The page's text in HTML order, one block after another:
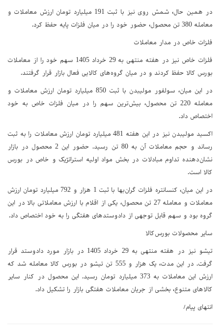
در همین حال، شمش روی نیز با ثبت 191 میلیارد تومان ارزش معاملات و
معامله 380 تن محصول، حضور خود را در میان فلزات پایه حفظ کرد.
فلزات خاص در مدار معاملات
فلزات خاص نیز در هفته منتهی به 29 خرداد 1405 سهم خود را از معاملات
بورس کالا حفظ کردند و در میان گروه‌های کالایی فعال بازار قرار گرفتند.
در این میان، سولفور مولیبدن با ثبت 850 میلیارد تومان ارزش معاملات و
معامله 220 تن محصول، بیش‌ترین سهم را در میان فلزات خاص به خود
اختصاص داد.
اکسید مولیبدن نیز در این هفته 481 میلیارد تومان ارزش معاملات را به ثبت
رساند و حجم معاملات آن به 80 تن رسید. حضور این 2 محصول در بازار
نشان‌دهنده تداوم مبادلات در بخش مواد اولیه استراتژیک و خاص در بورس
کالا است.
در این میان، کنسانتره فلزات گران‌بها با ثبت 1 هزار و 792 میلیارد تومان ارزش
معاملات و معامله 27 تن محصول، یکی از اقلام با ارزش معاملاتی بالا در این
گروه بود و سهم قابل توجهی از دادوستدهای هفتگی را به خود اختصاص داد.
سایر محصولات بورس‌کالا
تیشو نیز در هفته منتهی به 29 خرداد 1405 در بازار مورد دادوستد قرار
گرفت. در این مدت، یک هزار و 555 تن تیشو در بورس کالا معامله شد که
ارزش این معاملات به 373 میلیارد تومان رسید. این محصول در کنار سایر
کالاهای متنوع، بخشی از جریان معاملات هفتگی بازار را تشکیل داد.
انتهای پیام/